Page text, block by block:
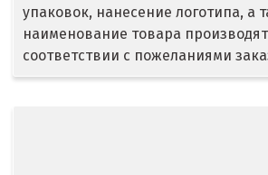
Орехово-Зуево
П
упаковок, нанесение логотипа, а
наименование товара
соответствии с пожеланиями